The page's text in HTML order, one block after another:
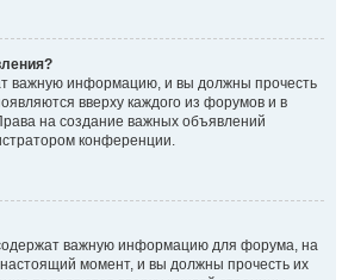
важную информацию, и вы должны прочесть
вверху каждого из форумов и в
на создание важных объявлений
конференции.
важную информацию для форума, на
момент, и вы должны прочесть их